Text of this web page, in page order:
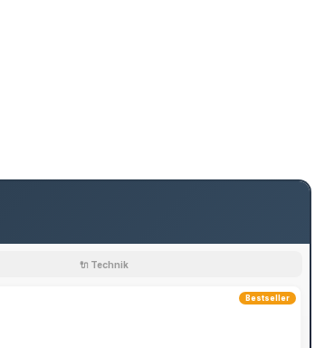
🔌 Technik
Bestseller